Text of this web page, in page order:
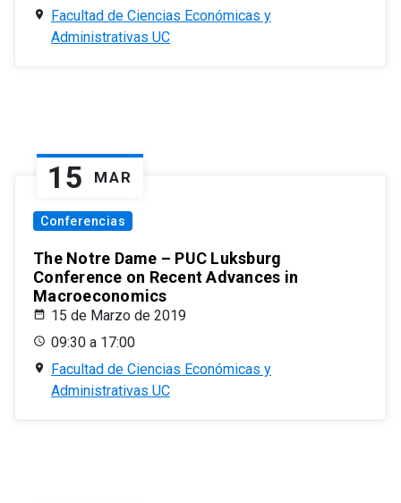
Facultad de Ciencias Económicas y
Administrativas UC
15 MAR
Conferencias
The Notre Dame – PUC Luksburg
Conference on Recent Advances in
Macroeconomics
15 de Marzo de 2019
09:30 a 17:00
Facultad de Ciencias Económicas y
Administrativas UC